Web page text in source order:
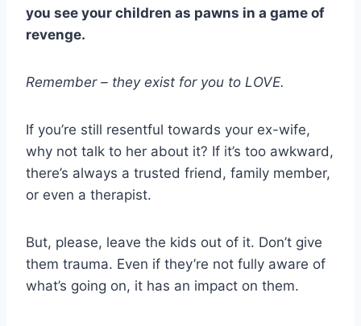
you see your children as pawns in a game of
revenge.
Remember – they exist for you to LOVE.
If you’re still resentful towards your ex-wife,
why not talk to her about it? If it’s too awkward,
there’s always a trusted friend, family member,
or even a therapist.
But, please, leave the kids out of it. Don’t give
them trauma. Even if they’re not fully aware of
what’s going on, it has an impact on them.